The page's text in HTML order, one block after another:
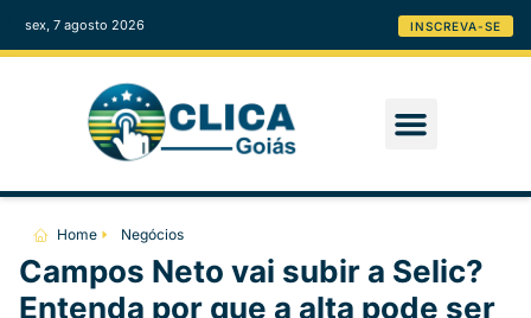
sex, 7 agosto 2026 INSCREVA-SE
Home Negócios
Campos Neto vai subir a Selic?
Entenda por que a alta pode ser